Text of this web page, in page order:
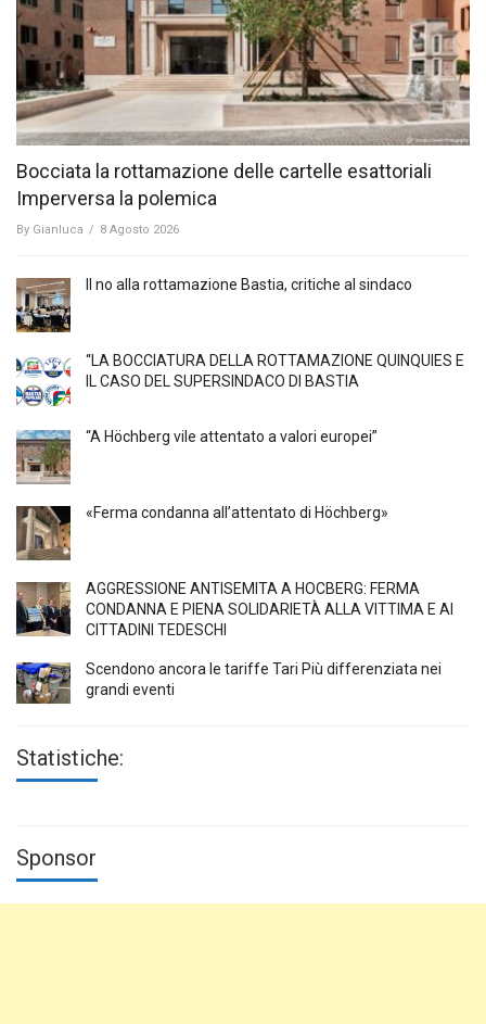
Bocciata la rottamazione delle cartelle esattoriali
Imperversa la polemica
By Gianluca / 8 Agosto 2026
Il no alla rottamazione Bastia, critiche al sindaco
“LA BOCCIATURA DELLA ROTTAMAZIONE QUINQUIES E
IL CASO DEL SUPERSINDACO DI BASTIA
“A Höchberg vile attentato a valori europei”
«Ferma condanna all’attentato di Höchberg»
AGGRESSIONE ANTISEMITA A HÖCBERG: FERMA
CONDANNA E PIENA SOLIDARIETÀ ALLA VITTIMA E AI
CITTADINI TEDESCHI
Scendono ancora le tariffe Tari Più differenziata nei
grandi eventi
Statistiche:
Sponsor